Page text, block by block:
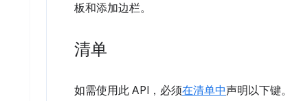
板和添加边栏。
清单
如需使用此 API，必须在清单中声明以下键。